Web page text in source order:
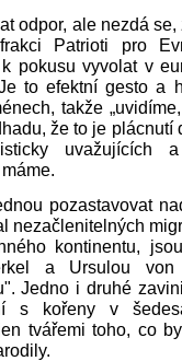
odpor, ale nezdá
Patrioti pro
pokusu vyvolat v
to efektní gesto a
takže
že to je plácnutí
uvažujících a
pozastavovat
nezačlenitelných
kontinentu,
a Ursulou
Jedno i druhé
s kořeny v
tvářemi toho, co